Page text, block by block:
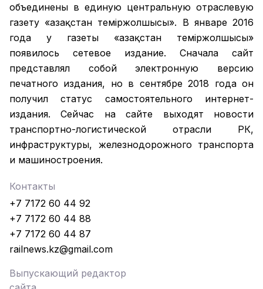
объединены в единую центральную отраслевую
газету «Қазақстан темiржолшысы». В январе 2016
года у газеты «Қазақстан теміржолшысы»
появилось сетевое издание. Сначала сайт
представлял собой электронную версию
печатного издания, но в сентябре 2018 года он
получил статус самостоятельного интернет-
издания. Сейчас на сайте выходят новости
транспортно-логистической отрасли РК,
инфраструктуры, железнодорожного транспорта
и машиностроения.
Контакты
+7 7172 60 44 92
+7 7172 60 44 88
+7 7172 60 44 87
railnews.kz@gmail.com
Выпускающий редактор